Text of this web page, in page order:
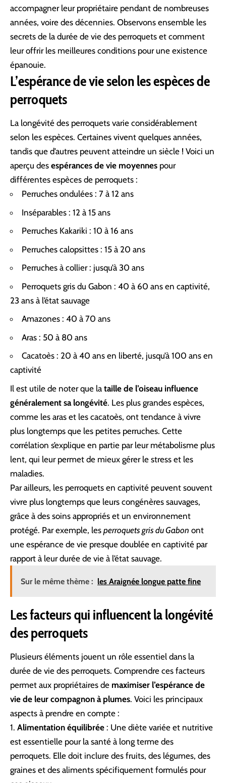
accompagner leur propriétaire pendant de nombreuses
années, voire des décennies. Observons ensemble les
secrets de la durée de vie des perroquets et comment
leur offrir les meilleures conditions pour une existence
épanouie.
L’espérance de vie selon les espèces de
perroquets
La longévité des perroquets varie considérablement
selon les espèces. Certaines vivent quelques années,
tandis que d’autres peuvent atteindre un siècle ! Voici un
aperçu des espérances de vie moyennes pour
différentes espèces de perroquets :
Perruches ondulées : 7 à 12 ans
Inséparables : 12 à 15 ans
Perruches Kakariki : 10 à 16 ans
Perruches calopsittes : 15 à 20 ans
Perruches à collier : jusqu’à 30 ans
Perroquets gris du Gabon : 40 à 60 ans en captivité,
23 ans à l’état sauvage
Amazones : 40 à 70 ans
Aras : 50 à 80 ans
Cacatoès : 20 à 40 ans en liberté, jusqu’à 100 ans en
captivité
Il est utile de noter que la taille de l’oiseau influence
généralement sa longévité. Les plus grandes espèces,
comme les aras et les cacatoès, ont tendance à vivre
plus longtemps que les petites perruches. Cette
corrélation s’explique en partie par leur métabolisme plus
lent, qui leur permet de mieux gérer le stress et les
maladies.
Par ailleurs, les perroquets en captivité peuvent souvent
vivre plus longtemps que leurs congénères sauvages,
grâce à des soins appropriés et un environnement
protégé. Par exemple, les perroquets gris du Gabon ont
une espérance de vie presque doublée en captivité par
rapport à leur durée de vie à l’état sauvage.
Sur le même thème : les Araignée longue patte fine
Les facteurs qui influencent la longévité
des perroquets
Plusieurs éléments jouent un rôle essentiel dans la
durée de vie des perroquets. Comprendre ces facteurs
permet aux propriétaires de maximiser l’espérance de
vie de leur compagnon à plumes. Voici les principaux
aspects à prendre en compte :
Alimentation équilibrée : Une diète variée et nutritive
est essentielle pour la santé à long terme des
perroquets. Elle doit inclure des fruits, des légumes, des
graines et des aliments spécifiquement formulés pour